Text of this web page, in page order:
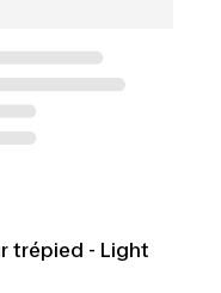
trépied - Light